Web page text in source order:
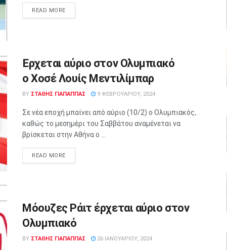
READ MORE
Έρχεται αύριο στον Ολυμπιακό
ο Χοσέ Λουίς Μεντιλίμπαρ
BY ΣΤΑΘΗΣ ΓΊΑΠΑΠΠΑΣ 9 ΦΕΒΡΟΥΑΡΊΟΥ, 2024
Σε νέα εποχή μπαίνει από αύριο (10/2) ο Ολυμπιακός,
καθώς το μεσημέρι του Σαββάτου αναμένεται να
βρίσκεται στην Αθήνα ο ...
READ MORE
Μόουζες Ράιτ έρχεται αύριο στον
Ολυμπιακό
BY ΣΤΑΘΗΣ ΓΊΑΠΑΠΠΑΣ 26 ΙΑΝΟΥΑΡΊΟΥ, 2024